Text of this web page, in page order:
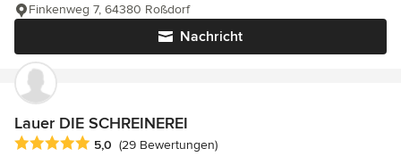
Nachricht
Finkenweg 7, 64380 Roßdorf
Lauer DIE SCHREINEREI
Durchschnittliche Bewertung: 5 von 5 Sternen
5,0 (29 Bewertungen)